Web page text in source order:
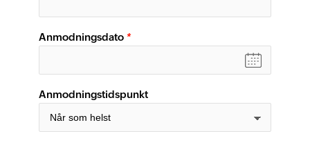
Anmodningsdato *
Anmodningstidspunkt